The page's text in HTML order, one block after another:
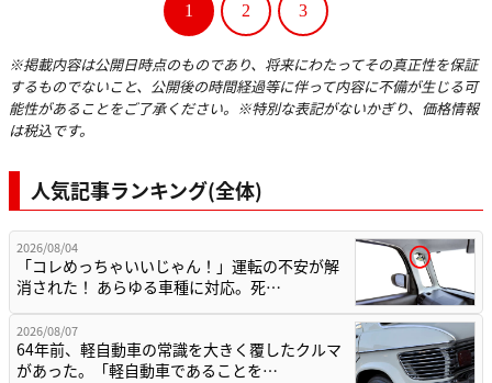
1 2 3
※掲載内容は公開日時点のものであり、将来にわたってその真正性を保証
するものでないこと、公開後の時間経過等に伴って内容に不備が生じる可
能性があることをご了承ください。※特別な表記がないかぎり、価格情報
は税込です。
人気記事ランキング(全体)
2026/08/04
「コレめっちゃいいじゃん！」運転の不安が解
消された！ あらゆる車種に対応。死…
2026/08/07
64年前、軽自動車の常識を大きく覆したクルマ
があった。「軽自動車であることを…